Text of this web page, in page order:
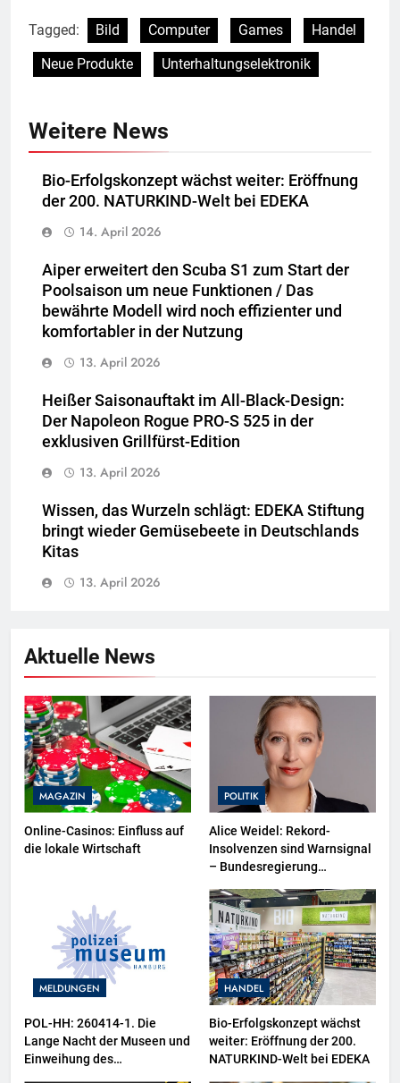
Tagged: Bild Computer Games
Handel
Neue Produkte
Unterhaltungselektronik
Weitere News
Bio-Erfolgskonzept wächst weiter: Eröffnung
der 200. NATURKIND-Welt bei EDEKA
14. April 2026
Aiper erweitert den Scuba S1 zum Start der
Poolsaison um neue Funktionen / Das
bewährte Modell wird noch effizienter und
komfortabler in der Nutzung
13. April 2026
Heißer Saisonauftakt im All-Black-Design:
Der Napoleon Rogue PRO-S 525 in der
exklusiven Grillfürst-Edition
13. April 2026
Wissen, das Wurzeln schlägt: EDEKA Stiftung
bringt wieder Gemüsebeete in Deutschlands
Kitas
13. April 2026
Aktuelle News
MAGAZIN
Online-Casinos: Einfluss auf
die lokale Wirtschaft
POLITIK
Alice Weidel: Rekord-
Insolvenzen sind Warnsignal
– Bundesregierung
Wirtschaftskrise
MELDUNGEN
POL-HH: 260414-1. Die
Lange Nacht der Museen und
Einweihung des
HANDEL
Bio-Erfolgskonzept wächst
weiter: Eröffnung der 200.
NATURKIND-Welt bei EDEKA